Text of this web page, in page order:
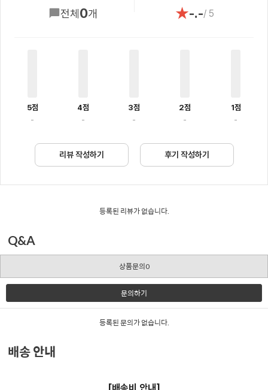
전체0개 ★-.-/ 5
5점
-
4점
-
3점
-
2점
-
1점
-
리뷰 작성하기 후기 작성하기
등록된 리뷰가 없습니다.
Q&A
상품문의0
문의하기
등록된 문의가 없습니다.
배송 안내